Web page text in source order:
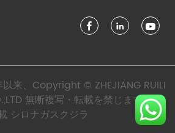
来、Copyright © ZHEJIANG RUILI
無断複写・転載を禁じます。
シロナガスクジラ